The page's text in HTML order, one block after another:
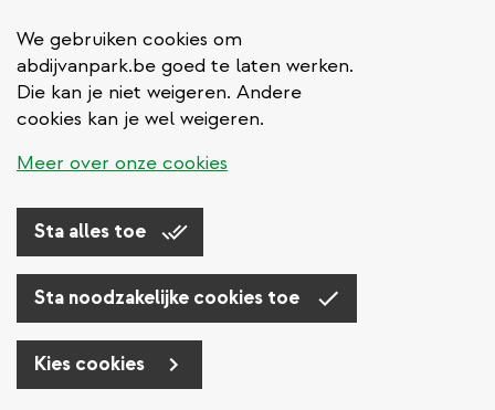
We gebruiken cookies om
abdijvanpark.be goed te laten werken.
Die kan je niet weigeren. Andere
cookies kan je wel weigeren.
Meer over onze cookies
Sta alles toe
Sta noodzakelijke cookies toe
Kies cookies